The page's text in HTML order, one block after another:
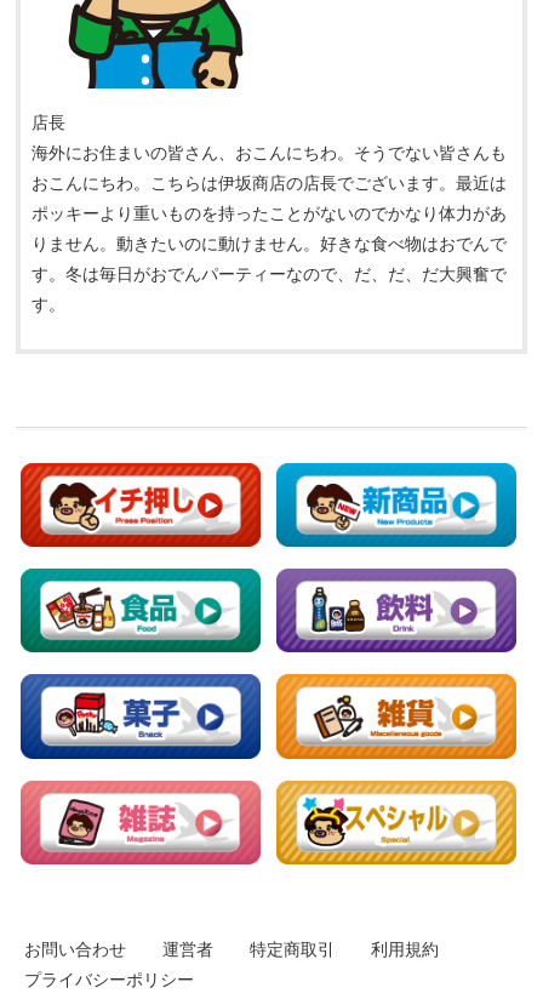
店長
海外にお住まいの皆さん、おこんにちわ。そうでない皆さんも
おこんにちわ。こちらは伊坂商店の店長でございます。最近は
ポッキーより重いものを持ったことがないのでかなり体力があ
りません。動きたいのに動けません。好きな食べ物はおでんで
す。冬は毎日がおでんパーティーなので、だ、だ、だ大興奮で
す。
お問い合わせ 運営者 特定商取引
利用規約
プライバシーポリシー